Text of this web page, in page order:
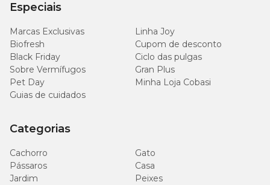
Especiais
Marcas Exclusivas
Linha Joy
Biofresh
Cupom de desconto
Black Friday
Ciclo das pulgas
Sobre Vermífugos
Gran Plus
Pet Day
Minha Loja Cobasi
Guias de cuidados
Categorias
Cachorro
Gato
Pássaros
Casa
Jardim
Peixes